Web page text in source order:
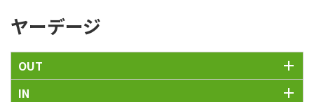
ヤーデージ
OUT
IN